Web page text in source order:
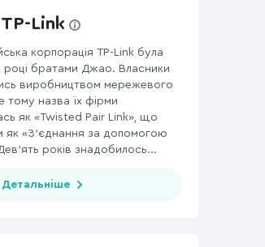
Link
корпорація TP-Link була
році братами Джао. Власники
виробництвом мережевого
тому назва їх фірми
як «Twisted Pair Link», що
як «З’єднання за допомогою
років знадобилось...
Детальніше